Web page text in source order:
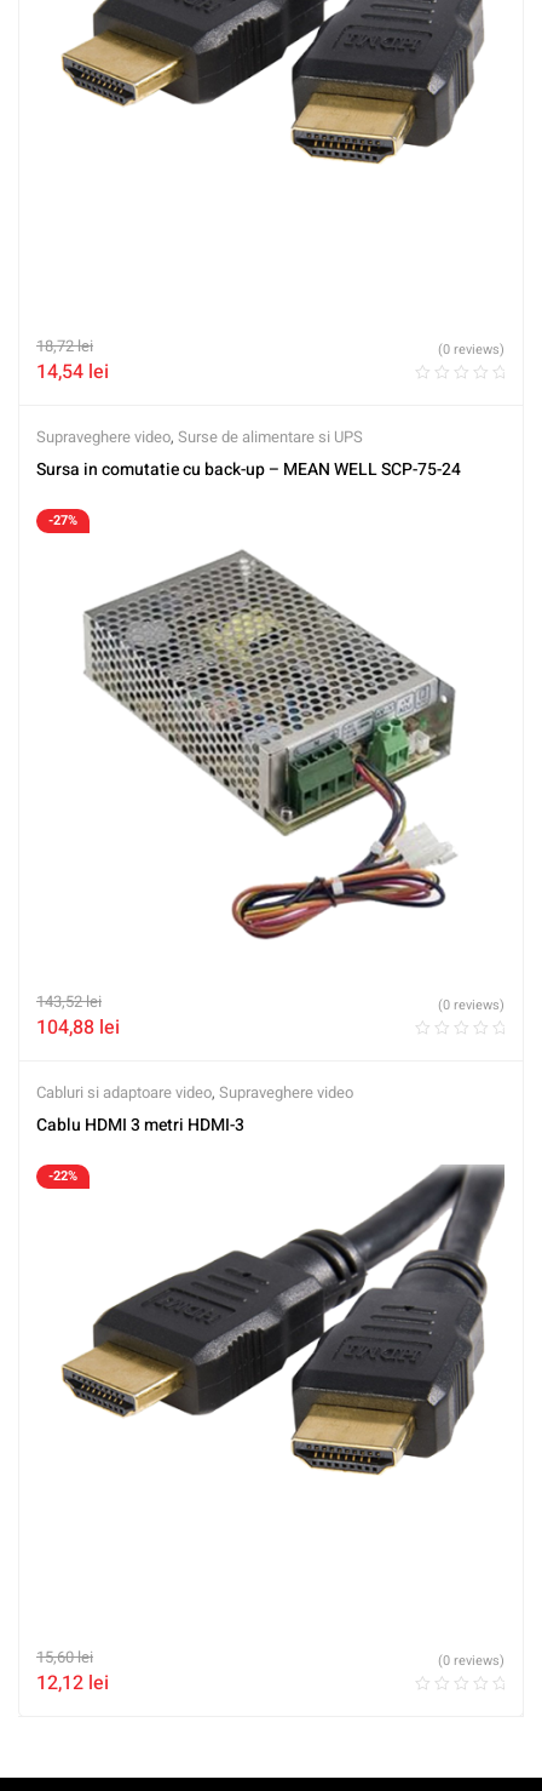
18,72lei
14,54 lei
(0 reviews)
Supraveghere video, Surse de alimentare si UPS
Sursa in comutatie cu back-up – MEAN WELL SCP-75-24
-27%
143,52lei
104,88 lei
(0 reviews)
Cabluri si adaptoare video, Supraveghere video
Cablu HDMI 3 metri HDMI-3
-22%
15,60lei
12,12 lei
(0 reviews)